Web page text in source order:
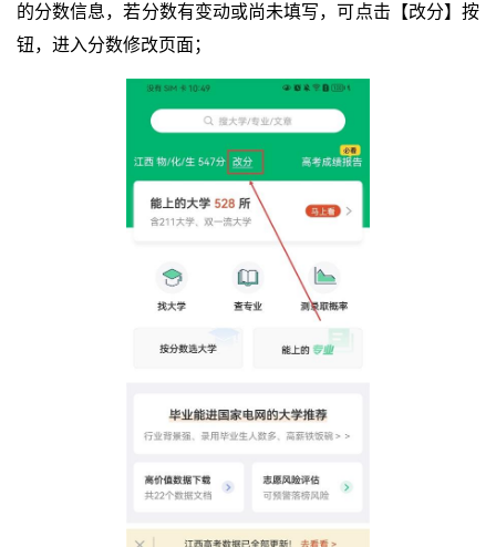
的分数信息，若分数有变动或尚未填写，可点击【改分】按
钮，进入分数修改页面；